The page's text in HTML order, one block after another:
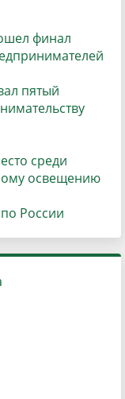
финал
пятый
среди
освещению
России